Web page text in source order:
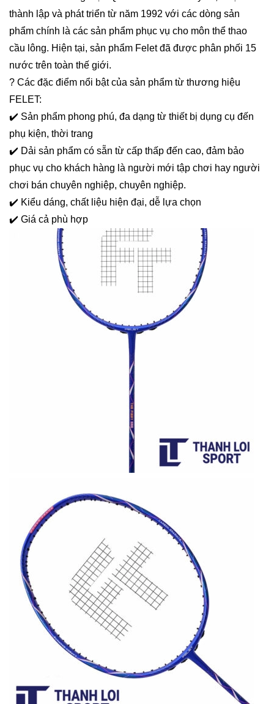
thành lập và phát triển từ năm 1992 với các dòng sản
phẩm chính là các sản phẩm phục vụ cho môn thể thao
cầu lông. Hiện tại, sản phẩm Felet đã được phân phối 15
nước trên toàn thế giới.
? Các đặc điểm nổi bật của sản phẩm từ thương hiệu
FELET:
✔️ Sản phẩm phong phú, đa dạng từ thiết bị dụng cụ đến
phụ kiện, thời trang
✔️ Dải sản phẩm có sẵn từ cấp thấp đến cao, đảm bảo
phục vụ cho khách hàng là người mới tập chơi hay người
chơi bán chuyên nghiệp, chuyên nghiệp.
✔️ Kiểu dáng, chất liệu hiện đại, dễ lựa chọn
✔️ Giá cả phù hợp